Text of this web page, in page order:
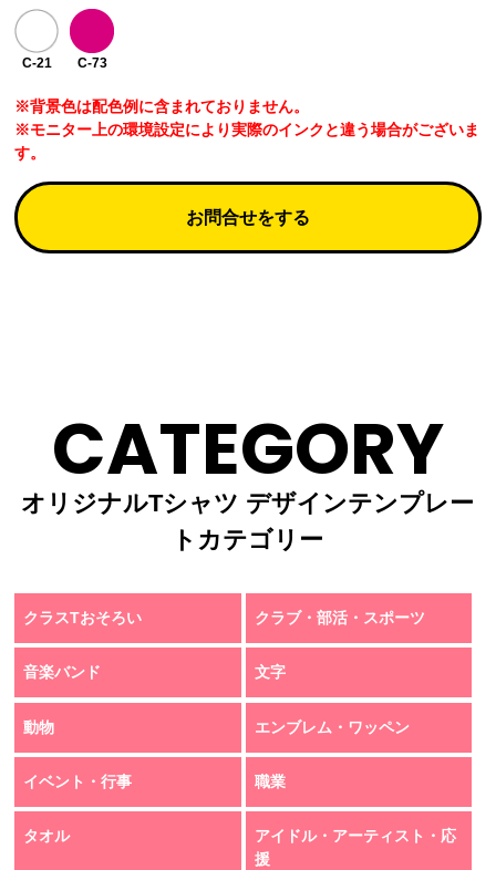
C-21 C-73
※背景色は配色例に含まれておりません。
※モニター上の環境設定により実際のインクと違う場合がございま
す。
お問合せをする
CATEGORY
オリジナルTシャツ デザインテンプレー
トカテゴリー
クラスTおそろい クラブ・部活・スポーツ
音楽バンド 文字
動物 エンブレム・ワッペン
イベント・行事 職業
タオル
アイドル・アーティスト・応
援